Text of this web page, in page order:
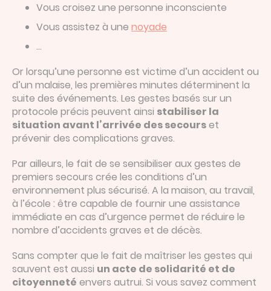
Vous croisez une personne inconsciente
Vous assistez à une noyade
…
Or lorsqu’une personne est victime d’un accident ou
d’un malaise, les premières minutes déterminent la
suite des événements. Les gestes basés sur un
protocole précis peuvent ainsi stabiliser la
situation avant l’arrivée des secourset
prévenir des complications graves.
Par ailleurs, le fait de se sensibiliser aux gestes de
premiers secours crée les conditions d’un
environnement plus sécurisé. A la maison, au travail,
à l’école : être capable de fournir une assistance
immédiate en cas d’urgence permet de réduire le
nombre d’accidents graves et de décès.
Sans compter que le fait de maîtriser les gestes qui
sauvent est aussi un acte de solidarité et de
citoyenneté envers autrui. Si vous savez comment